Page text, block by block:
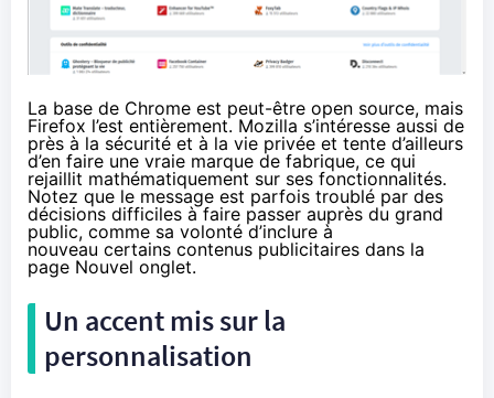
La base de Chrome est peut-être open source, mais
Firefox l’est entièrement. Mozilla s’intéresse aussi de
près à la sécurité et à la vie privée et tente d’ailleurs
d’en faire une vraie marque de fabrique, ce qui
rejaillit mathématiquement sur ses fonctionnalités.
Notez que le message est parfois troublé par des
décisions difficiles à faire passer auprès du grand
public, comme sa volonté d’inclure à
nouveau certains contenus publicitaires dans la
page Nouvel onglet.
Un accent mis sur la
personnalisation